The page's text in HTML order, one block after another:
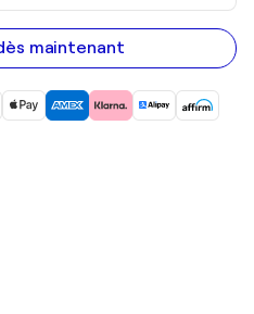
maintenant